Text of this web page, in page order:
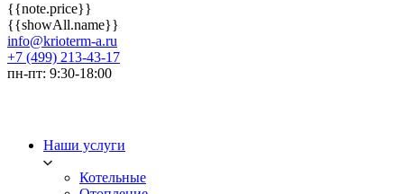
{{note.price}}
{{showAll.name}}
info@krioterm-a.ru
+7 (499) 213-43-17
пн-пт: 9:30-18:00
Наши услуги
Котельные